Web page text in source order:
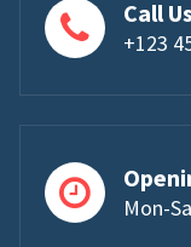
Call Us
+123
Mon-